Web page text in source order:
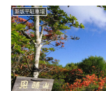
新坂平駐車場